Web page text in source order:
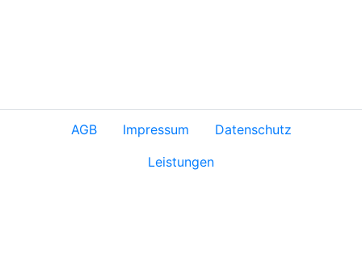
AGB Impressum
Datenschutz
Leistungen